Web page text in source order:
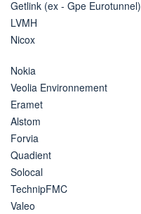
Getlink (ex - Gpe Eurotunnel)
LVMH
Nicox
Nokia
Veolia Environnement
Eramet
Alstom
Forvia
Quadient
Solocal
TechnipFMC
Valeo